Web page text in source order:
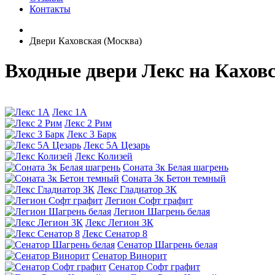
Контакты
Двери Каховская (Москва)
Входные двери Лекс на
Лекс 1А
Лекс 2 Рим
Лекс 3 Барк
Лекс 5А Цезарь
Лекс Колизей
Соната 3к Белая шагрень
Соната 3к Бетон темный
Лекс Гладиатор 3К
Легион Софт графит
Легион Шагрень белая
Лекс Легион 3К
Лекс Сенатор 8
Сенатор Шагрень белая
Сенатор Винорит
Сенатор Софт графит